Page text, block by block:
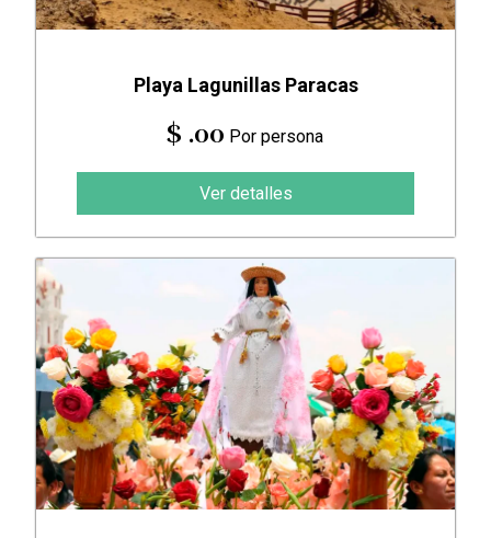
Playa Lagunillas Paracas
$ .00 Por persona
Ver detalles